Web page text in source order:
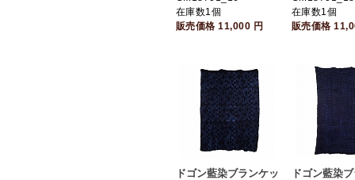
在庫数1個
販売価格11,000 円
在庫数1個
販売価格
ドゴン藍染ブランケッ
ドゴン藍染